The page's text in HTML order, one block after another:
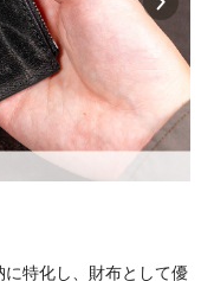
特化し、財布として優